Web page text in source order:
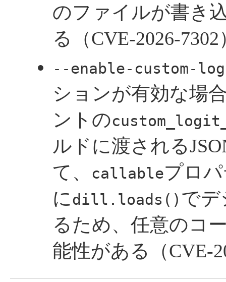
のファイルが書き
る（CVE-2026-7302
--enable-custom-
ションが有効な場
ントの
ルドに渡される
て、
callableプロ
にdill.loads() でデ
るため、任意のコ
能性がある（CVE-